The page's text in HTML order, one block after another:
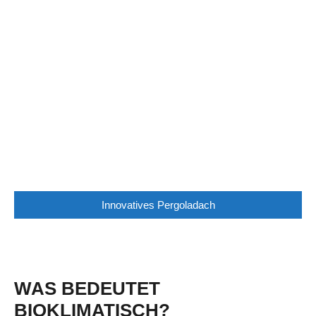
Innovatives Pergoladach
WAS BEDEUTET
BIOKLIMATISCH?